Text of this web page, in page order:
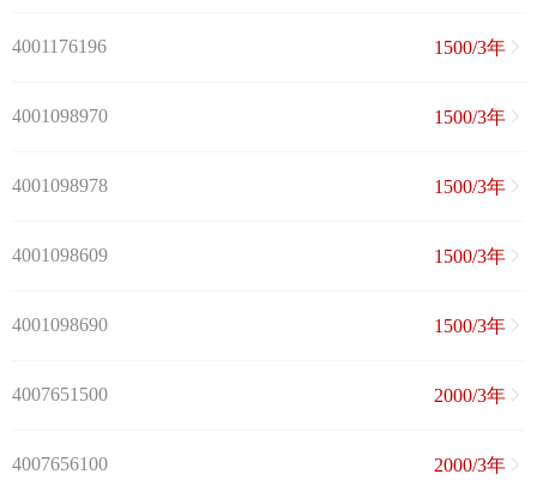
4001176196 1500/3年
4001098970 1500/3年
4001098978 1500/3年
4001098609 1500/3年
4001098690 1500/3年
4007651500 2000/3年
4007656100 2000/3年